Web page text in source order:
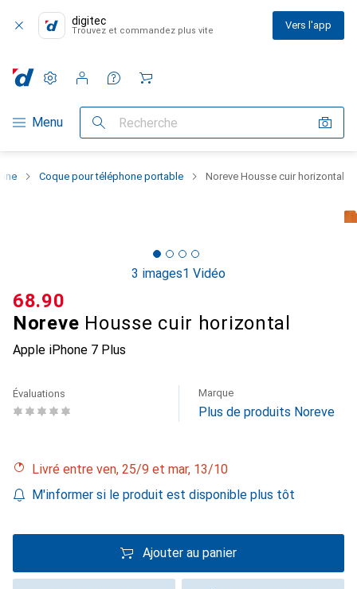
digitec
Trouvez et commandez plus vite Vers l'app
Navigation par catégorie
Menu Recherche
Paramètres
Compte client
Listes de comparaison
Listes d'envies
Panier
Coque pour téléphone portable Noreve Housse cuir horizontal
3 images1 Vidéo
Noreve Housse cuir horizontal
Apple iPhone 7 Plus
CHF
68.90
Évaluations Marque
Plus de produits Noreve
Livré entre ven, 25/9 et mar, 13/10
M'informer si le produit est disponible plus tôt
Ajouter au panier